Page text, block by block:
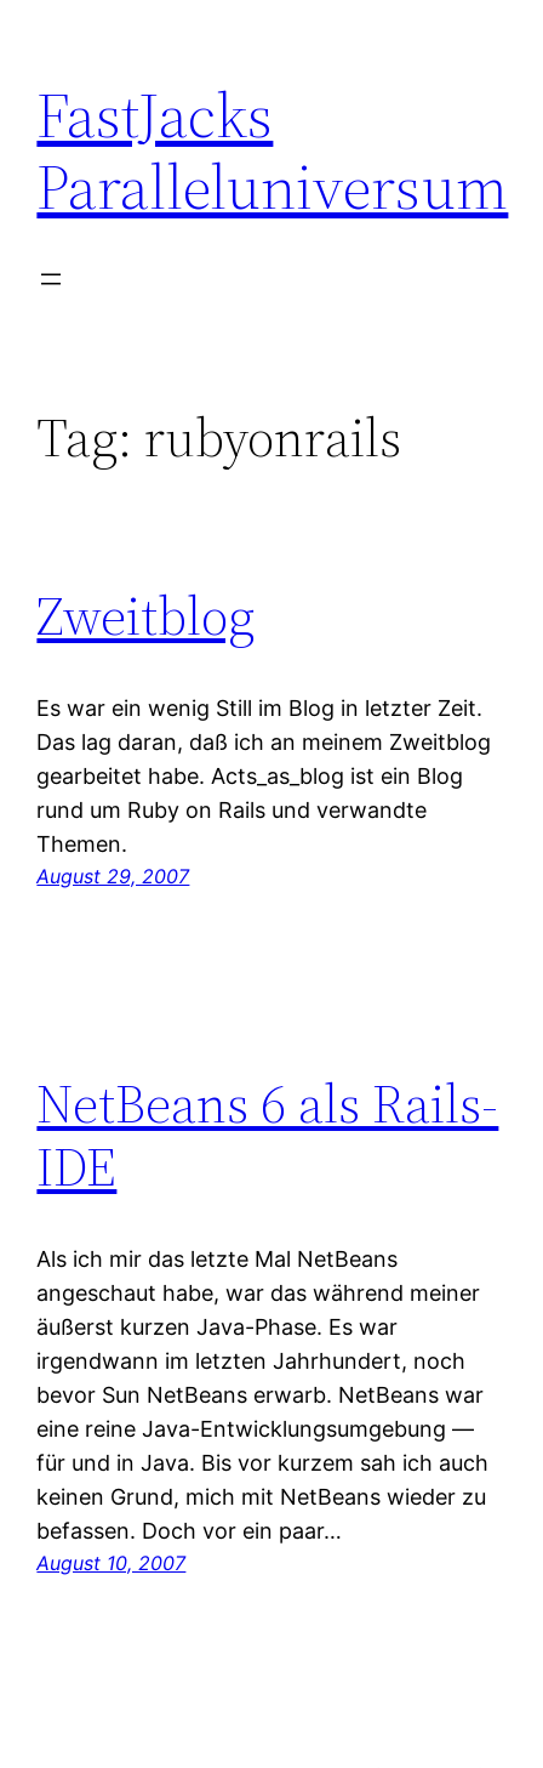
content
FastJacks
Paralleluniversum
Tag: rubyonrails
Zweitblog
Es war ein wenig Still im Blog in letzter Zeit.
Das lag daran, daß ich an meinem Zweitblog
gearbeitet habe. Acts_as_blog ist ein Blog
rund um Ruby on Rails und verwandte
Themen.
August 29, 2007
NetBeans 6 als Rails-
IDE
Als ich mir das letzte Mal NetBeans
angeschaut habe, war das während meiner
äußerst kurzen Java-Phase. Es war
irgendwann im letzten Jahrhundert, noch
bevor Sun NetBeans erwarb. NetBeans war
eine reine Java-Entwicklungsumgebung —
für und in Java. Bis vor kurzem sah ich auch
keinen Grund, mich mit NetBeans wieder zu
befassen. Doch vor ein paar…
August 10, 2007